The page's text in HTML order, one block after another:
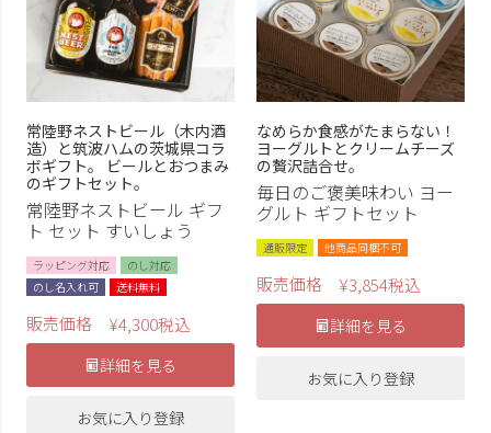
常陸野ネストビール（木内酒
造）と筑波ハムの茨城県コラ
ボギフト。 ビールとおつまみ
のギフトセット。
常陸野ネストビール ギフ
ト セット すいしょう
ラッピング対応
のし対応
のし名入れ可
送料無料
販売価格 ¥4,300税込
詳細を見る
お気に入り登録
なめらか食感がたまらない！
ヨーグルトとクリームチーズ
の贅沢詰合せ。
毎日のご褒美味わい ヨー
グルト ギフトセット
通販限定 他商品同梱不可
販売価格 ¥3,854税込
詳細を見る
お気に入り登録